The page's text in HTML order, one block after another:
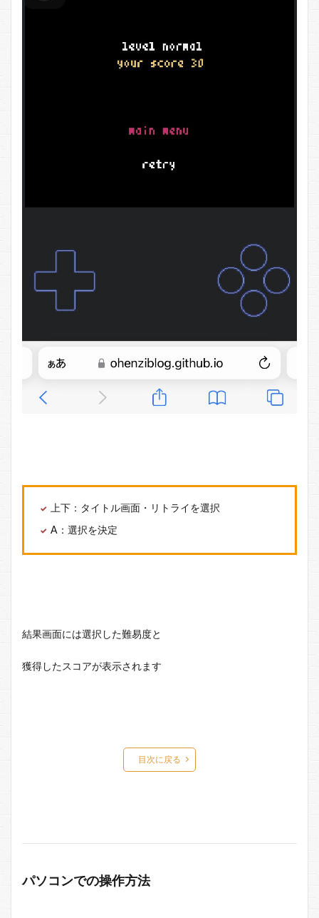
上下：タイトル画面・リトライを選択
A：選択を決定
結果画面には選択した難易度と
獲得したスコアが表示されます
目次に戻る
パソコンでの操作方法